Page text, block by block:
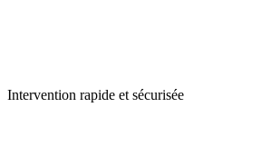
Intervention rapide et sécurisée